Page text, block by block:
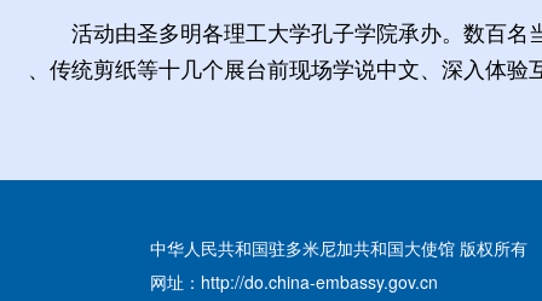
活动由圣多明各理工大学孔子学院承办。数百
、传统剪纸等十几个展台前现场学说中文、深入体验
中华人民共和国驻多米尼加共和国大使馆 版权所有
网址：http://do.china-embassy.gov.cn